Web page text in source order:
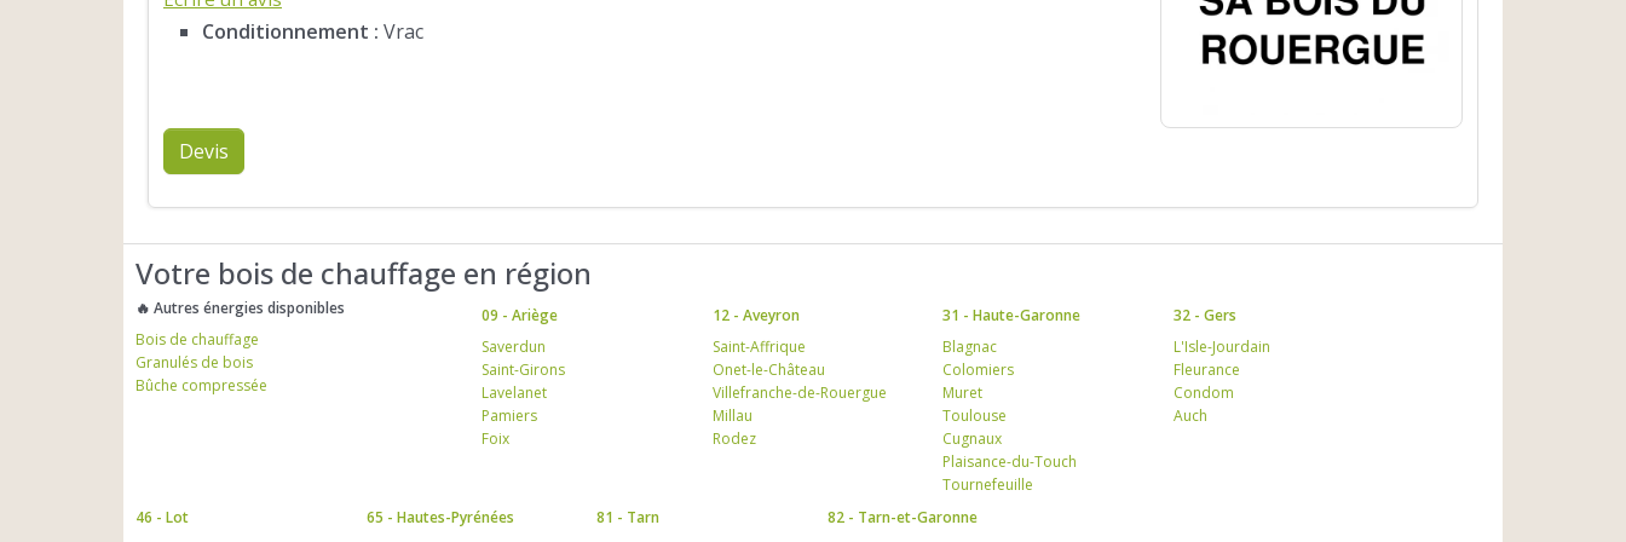
Conditionnement : Vrac
Devis
Votre bois de chauffage en région
🔥 Autres énergies disponibles
Bois de chauffage
Granulés de bois
Bûche compressée
09 - Ariège
Saverdun
Saint-Girons
Lavelanet
Pamiers
Foix
12 - Aveyron
Saint-Affrique
Onet-le-Château
Villefranche-de-Rouergue
Millau
Rodez
31 - Haute-Garonne
Blagnac
Colomiers
Muret
Toulouse
Cugnaux
Plaisance-du-Touch
Tournefeuille
32 - Gers
L'Isle-Jourdain
Fleurance
Condom
Auch
46 - Lot
65 - Hautes-Pyrénées
81 - Tarn
82 - Tarn-et-Garonne